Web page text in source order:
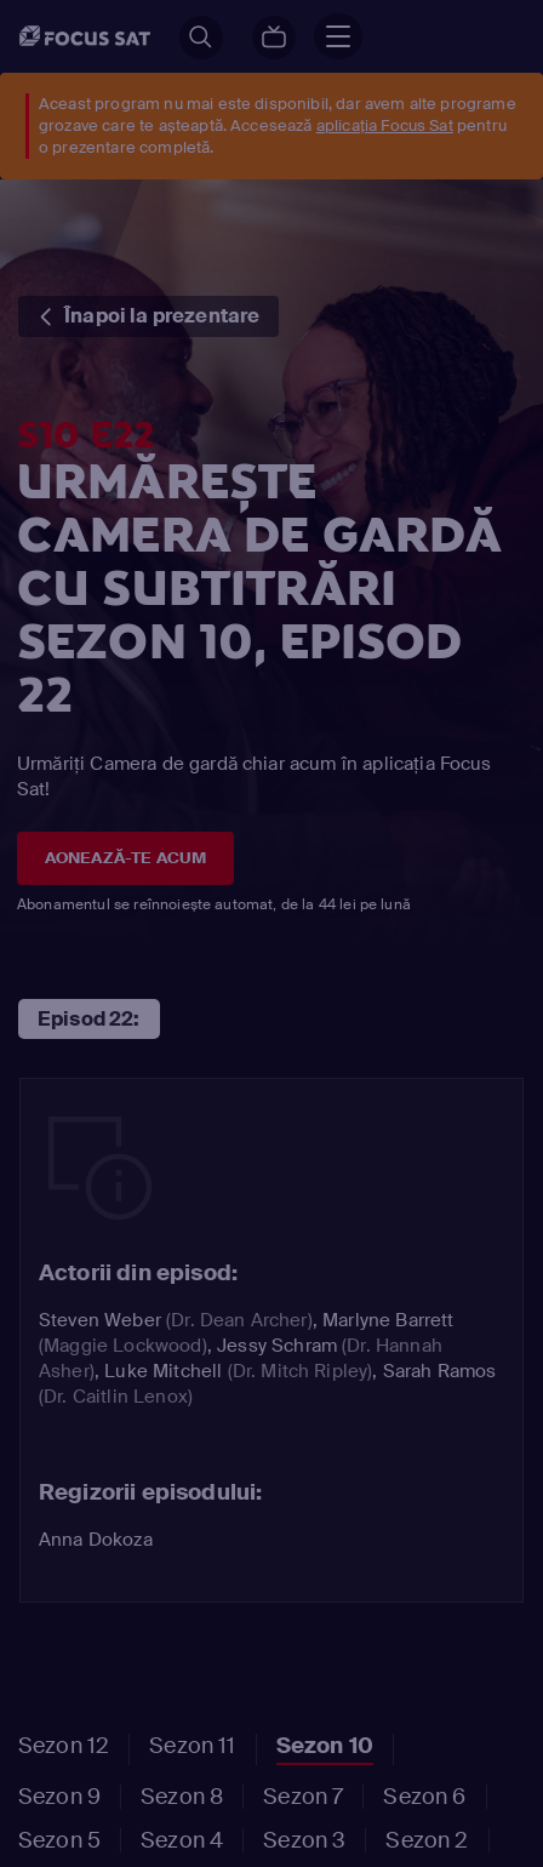
Aceast program nu mai este disponibil, dar avem alte programe
grozave care te așteaptă. Accesează aplicația Focus Satpentru
o prezentare completă.
Înapoi la prezentare
S10 E22
URMĂREȘTE
CAMERA DE GARDĂ
CU SUBTITRĂRI
SEZON 10, EPISOD
22
Urmăriți Camera de gardă chiar acum în aplicația Focus
Sat!
AONEAZĂ-TE ACUM
Abonamentul se reînnoiește automat, de la 44 lei pe lună
Episod 22:
Actorii din episod:
Steven Weber(Dr. Dean Archer), Marlyne Barrett
(Maggie Lockwood),Jessy Schram(Dr. Hannah
Asher), Luke Mitchell (Dr. Mitch Ripley), Sarah Ramos
(Dr. Caitlin Lenox)
Regizorii episodului:
Anna Dokoza
Sezon 12 Sezon 11
Sezon 10
Sezon 9
Sezon 8 Sezon 7
Sezon 6
Sezon 5
Sezon 4 Sezon 3
Sezon 2